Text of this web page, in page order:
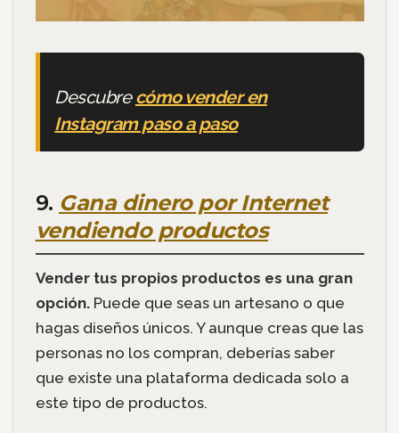
Descubrecómo vender en
Instagram paso a paso
9. Gana dinero por Internet
vendiendo productos
Vender tus propios productos es una gran
opción.Puede que seas un artesano o que
hagas diseños únicos. Y aunque creas que las
personas no los compran, deberías saber
que existe una plataforma dedicada solo a
este tipo de productos.